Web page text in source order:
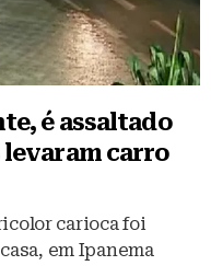
é assaltado
carro
carioca foi
em Ipanema